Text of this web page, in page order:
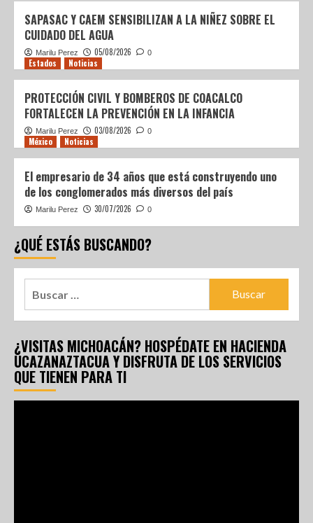
SAPASAC Y CAEM SENSIBILIZAN A LA NIÑEZ SOBRE EL
CUIDADO DEL AGUA
Marilu Perez 05/08/2026 0
Estados Noticias
PROTECCIÓN CIVIL Y BOMBEROS DE COACALCO
FORTALECEN LA PREVENCIÓN EN LA INFANCIA
Marilu Perez 03/08/2026 0
México Noticias
El empresario de 34 años que está construyendo uno
de los conglomerados más diversos del país
Marilu Perez 30/07/2026 0
¿QUÉ ESTÁS BUSCANDO?
¿VISITAS MICHOACÁN? HOSPÉDATE EN HACIENDA
UCAZANAZTACUA Y DISFRUTA DE LOS SERVICIOS
QUE TIENEN PARA TI